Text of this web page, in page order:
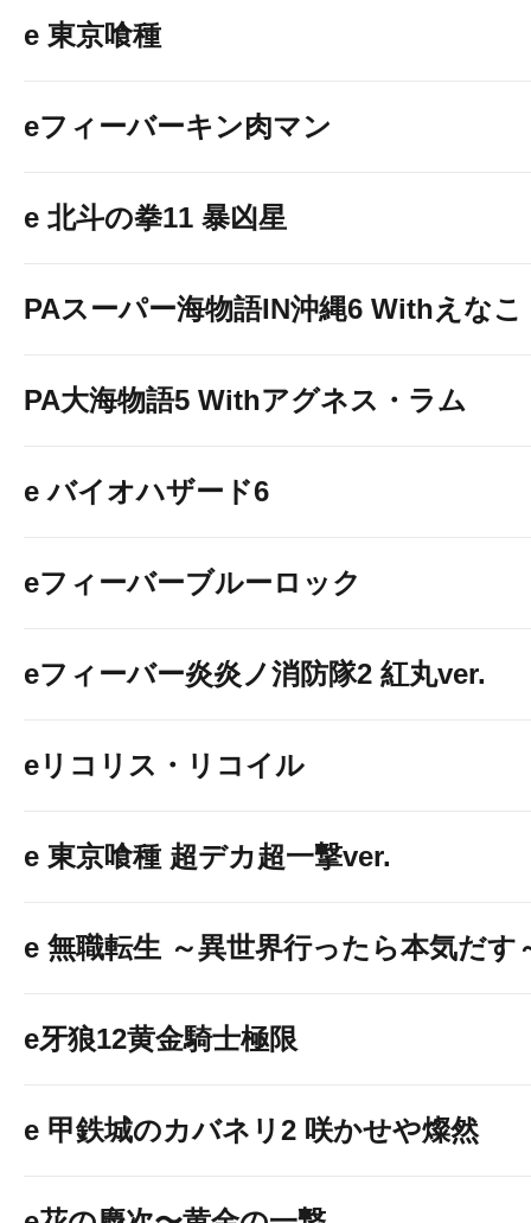
e 東京喰種
eフィーバーキン肉マン
e 北斗の拳11 暴凶星
PAスーパー海物語IN沖縄6 Withえなこ
PA大海物語5 Withアグネス・ラム
e バイオハザード6
eフィーバーブルーロック
eフィーバー炎炎ノ消防隊2 紅丸ver.
eリコリス・リコイル
e 東京喰種 超デカ超一撃ver.
e 無職転生 ～異世界行ったら本気だす
e牙狼12黄金騎士極限
e 甲鉄城のカバネリ2 咲かせや燦然